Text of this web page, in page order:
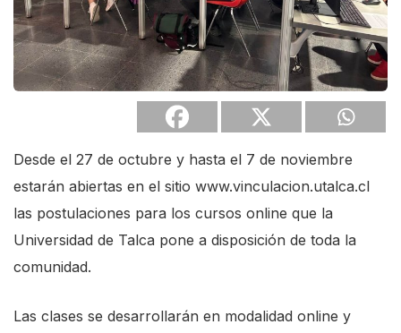
Desde el 27 de octubre y hasta el 7 de noviembre
estarán abiertas en el sitio www.vinculacion.utalca.cl
las postulaciones para los cursos online que la
Universidad de Talca pone a disposición de toda la
comunidad.
Las clases se desarrollarán en modalidad online y